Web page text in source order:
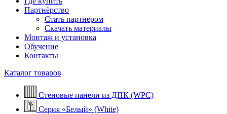
Партнёрство
Стать партнером
Скачать материалы
Монтаж и установка
Обучение
Контакты
Каталог товаров
Стеновые панели из ДПК (WPC)
Серия «Белый» (White)